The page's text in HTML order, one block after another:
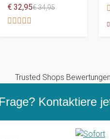
€ 32,95€ 34,95
Kontaktiere